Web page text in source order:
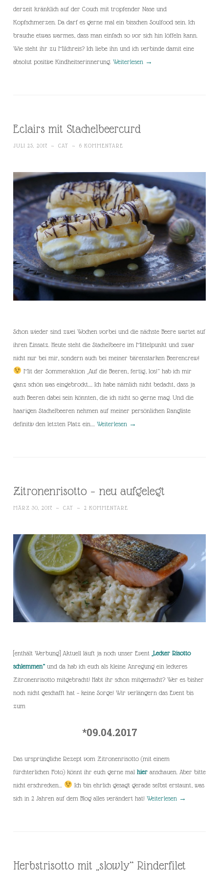
derzeit kränklich auf der Couch mit tropfender Nase und
Kopfschmerzen. Da darf es gerne mal ein bisschen Soulfood sein. Ich
brauche etwas warmes, dass man einfach so vor sich hin löffeln kann.
Wie steht ihr zu Milchreis? Ich liebe ihn und ich verbinde damit eine
absolut positive Kindheitserinnerung. Weiterlesen →
Eclairs mit Stachelbeercurd
JULI 25, 2017 ~ CAT ~ 6 KOMMENTARE
Schon wieder sind zwei Wochen vorbei und die nächste Beere wartet auf
ihren Einsatz. Heute steht die Stachelbeere im Mittelpunkt und zwar
nicht nur bei mir, sondern auch bei meiner bärenstarken Beerencrew!
Mit der Sommeraktion „Auf die Beeren, fertig, los!“ hab ich mir
ganz schön was eingebrockt…. Ich habe nämlich nicht bedacht, dass ja
auch Beeren dabei sein könnten, die ich nicht so gerne mag. Und die
haarigen Stachelbeeren nehmen auf meiner persönlichen Rangliste
definitiv den letzten Platz ein…. Weiterlesen →
Zitronenrisotto – neu aufgelegt
MÄRZ 30, 2017 ~ CAT ~ 2 KOMMENTARE
[enthält Werbung] Aktuell läuft ja noch unser Event „Lecker Risotto
schlemmen“und da hab ich euch als kleine Anregung ein leckeres
Zitronenrisotto mitgebracht! Habt ihr schon mitgemacht? Wer es bisher
noch nicht geschafft hat – keine Sorge! Wir verlängern das Event bis
zum
*09.04.2017
Das ursprüngliche Rezept vom Zitronenrisotto (mit einem
fürchterlichen Foto) könnt ihr euch gerne mal hier anschauen. Aber bitte
nicht erschrecken…
Ich bin ehrlich gesagt gerade selbst erstaunt, was
sich in 2 Jahren auf dem Blog alles verändert hat! Weiterlesen →
Herbstrisotto mit „slowly“ Rinderfilet